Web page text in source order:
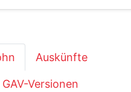
Auskünfte
GAV-Versionen